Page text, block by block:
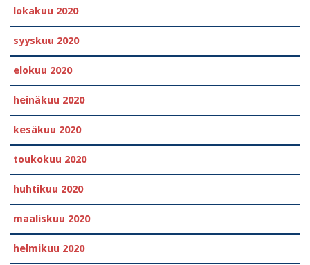
lokakuu 2020
syyskuu 2020
elokuu 2020
heinäkuu 2020
kesäkuu 2020
toukokuu 2020
huhtikuu 2020
maaliskuu 2020
helmikuu 2020